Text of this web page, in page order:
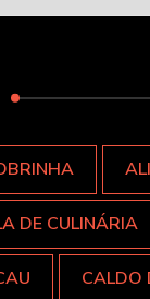
DE CULINÁRIA
CALDO